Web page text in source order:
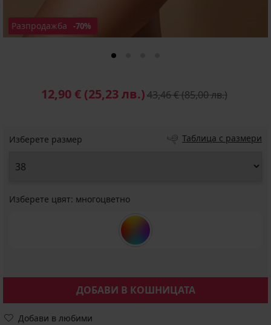
Разпродажба -70%
12,90 € (25,23 лв.)43,46 €(85,00 лв.)
Изберете размер Таблица с размери
Изберете цвят: многоцветно
ДОБАВИ В КОШНИЦАТА
Добави в любими